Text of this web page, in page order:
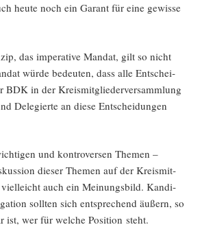
heu­te noch ein Garant für eine gewis­se
das impe­ra­ti­ve Man­dat, gilt so nicht
wür­de bedeu­ten, dass alle Ent­schei­
BDK in der Kreis­mit­glie­der­ver­samm­lung
Dele­gier­te an die­se Ent­schei­dun­gen
und kon­tro­ver­sen The­men –
die­ser The­men auf der Kreis­mit­
viel­leicht auch ein Mei­nungs­bild. Kan­di­
soll­ten sich ent­spre­chend äußern, so
ist, wer für wel­che Posi­ti­on steht.